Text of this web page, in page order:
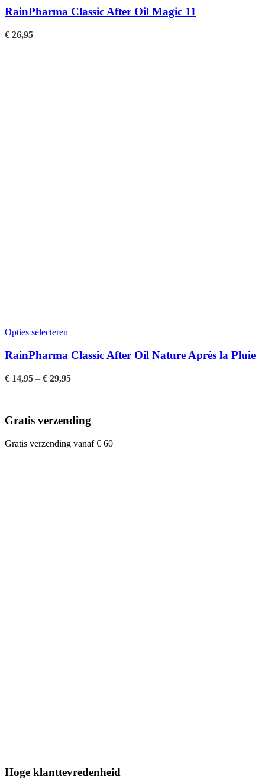
RainPharma Classic After Oil Magic 11
€ 26,95
Opties selecteren
RainPharma Classic After Oil Nature Après la Pluie
€ 14,95 – € 29,95
Gratis verzending
Gratis verzending vanaf € 60
Hoge klanttevredenheid